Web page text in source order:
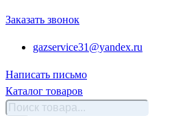
Заказать звонок
gazservice31@yandex.ru
Написать письмо
Каталог товаров
Поиск